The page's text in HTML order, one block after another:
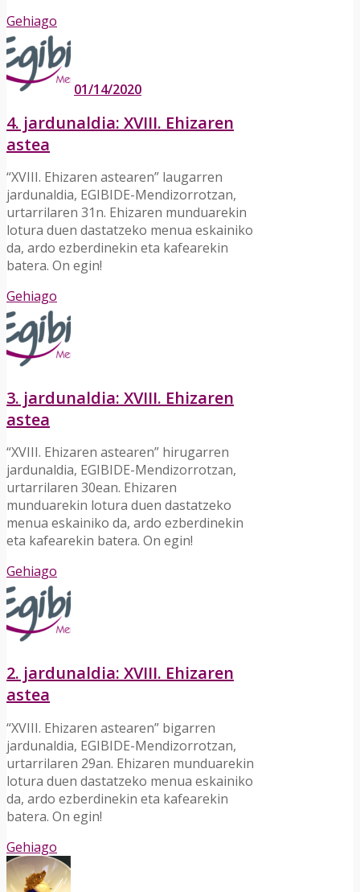
Gehiago
01/14/2020
4. jardunaldia: XVIII. Ehizaren
astea
“XVIII. Ehizaren astearen” laugarren
jardunaldia, EGIBIDE-Mendizorrotzan,
urtarrilaren 31n. Ehizaren munduarekin
lotura duen dastatzeko menua eskainiko
da, ardo ezberdinekin eta kafearekin
batera. On egin!
Gehiago
3. jardunaldia: XVIII. Ehizaren
astea
“XVIII. Ehizaren astearen” hirugarren
jardunaldia, EGIBIDE-Mendizorrotzan,
urtarrilaren 30ean. Ehizaren
munduarekin lotura duen dastatzeko
menua eskainiko da, ardo ezberdinekin
eta kafearekin batera. On egin!
Gehiago
2. jardunaldia: XVIII. Ehizaren
astea
“XVIII. Ehizaren astearen” bigarren
jardunaldia, EGIBIDE-Mendizorrotzan,
urtarrilaren 29an. Ehizaren munduarekin
lotura duen dastatzeko menua eskainiko
da, ardo ezberdinekin eta kafearekin
batera. On egin!
Gehiago